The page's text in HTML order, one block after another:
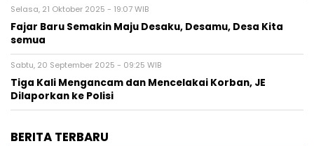
Selasa, 21 Oktober 2025 - 19:07 WIB
Fajar Baru Semakin Maju Desaku, Desamu, Desa Kita
semua
Sabtu, 20 September 2025 - 09:25 WIB
Tiga Kali Mengancam dan Mencelakai Korban, JE
Dilaporkan ke Polisi
BERITA TERBARU